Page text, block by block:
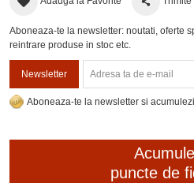
Aboneaza-te la newsletter: noutati, oferte
reintrare produse in stoc etc.
Newsletter
Aboneaza-te la newsletter si acumulezi
puncte de